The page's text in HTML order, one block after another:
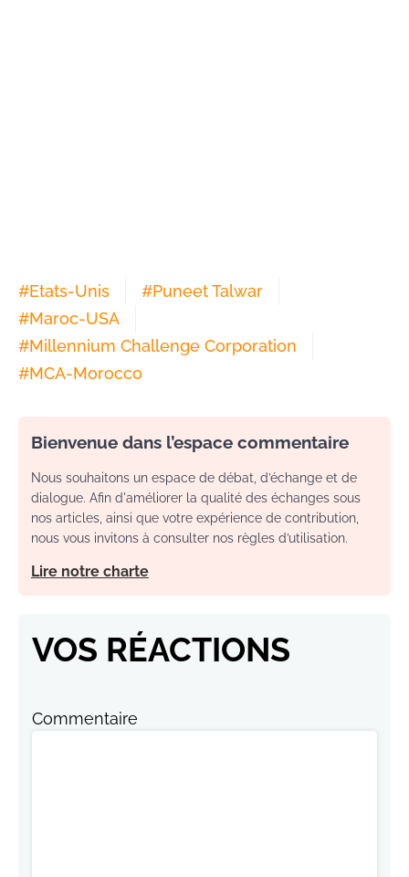
#Etats-Unis #Puneet Talwar
#Maroc-USA
#Millennium Challenge Corporation
#MCA-Morocco
Bienvenue dans l’espace commentaire
Nous souhaitons un espace de débat, d’échange et de
dialogue. Afin d'améliorer la qualité des échanges sous
nos articles, ainsi que votre expérience de contribution,
nous vous invitons à consulter nos règles d’utilisation.
Lire notre charte
VOS RÉACTIONS
Commentaire